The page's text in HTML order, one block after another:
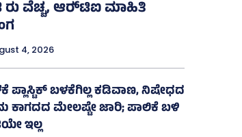
ವೆಚ್ಚ, ಆರ್‍‌ಟಿಐ ಮಾಹಿತಿ
4, 2026
ಪ್ಲಾಸ್ಟಿಕ್‌ ಬಳಕೆಗಿಲ್ಲ ಕಡಿವಾಣ, ನಿಷೇಧದ
ಕಾಗದದ ಮೇಲಷ್ಟೇ ಜಾರಿ; ಪಾಲಿಕೆ ಬಳಿ
ಇಲ್ಲ